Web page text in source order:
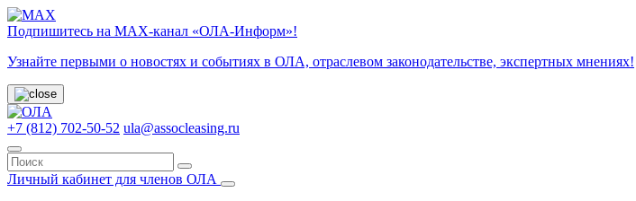
Подпишитесь на МАХ-канал «ОЛА-Информ»!
Узнайте первыми о новостях и событиях в ОЛА, отраслевом законодательстве, экспертных мнениях!
+7 (812) 702-50-52 ula@assocleasing.ru
Личный кабинет для членов ОЛА